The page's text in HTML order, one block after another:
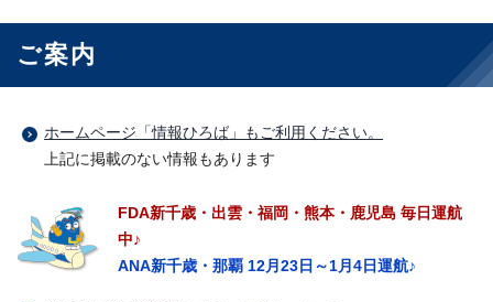
ご案内
ホームページ「情報ひろば」もご利用ください。
上記に掲載のない情報もあります
FDA新千歳・出雲・福岡・熊本・鹿児島 毎日運航
中♪
ANA新千歳・那覇 12月23日～1月4日運航♪